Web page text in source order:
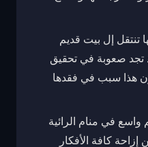
تنتقل إل بيت قديم
تجد صعوبة في تحقيق
هذا سبب في فقدها
واسع في منام الرائية
كافة الأفكار